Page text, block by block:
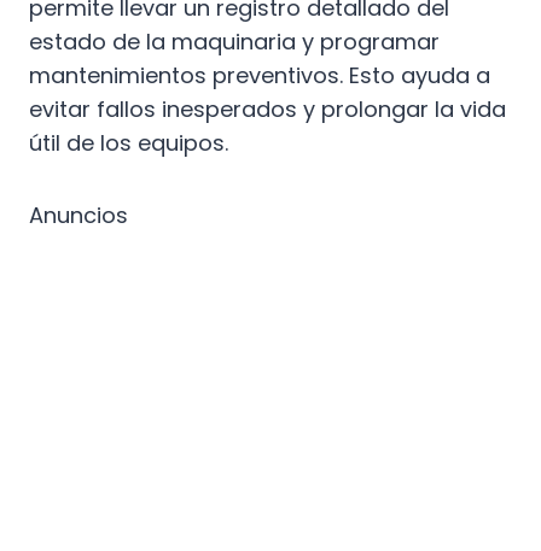
permite llevar un registro detallado del
estado de la maquinaria y programar
mantenimientos preventivos. Esto ayuda a
evitar fallos inesperados y prolongar la vida
útil de los equipos.
Anuncios